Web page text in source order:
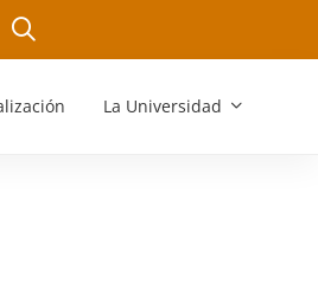
La Universidad